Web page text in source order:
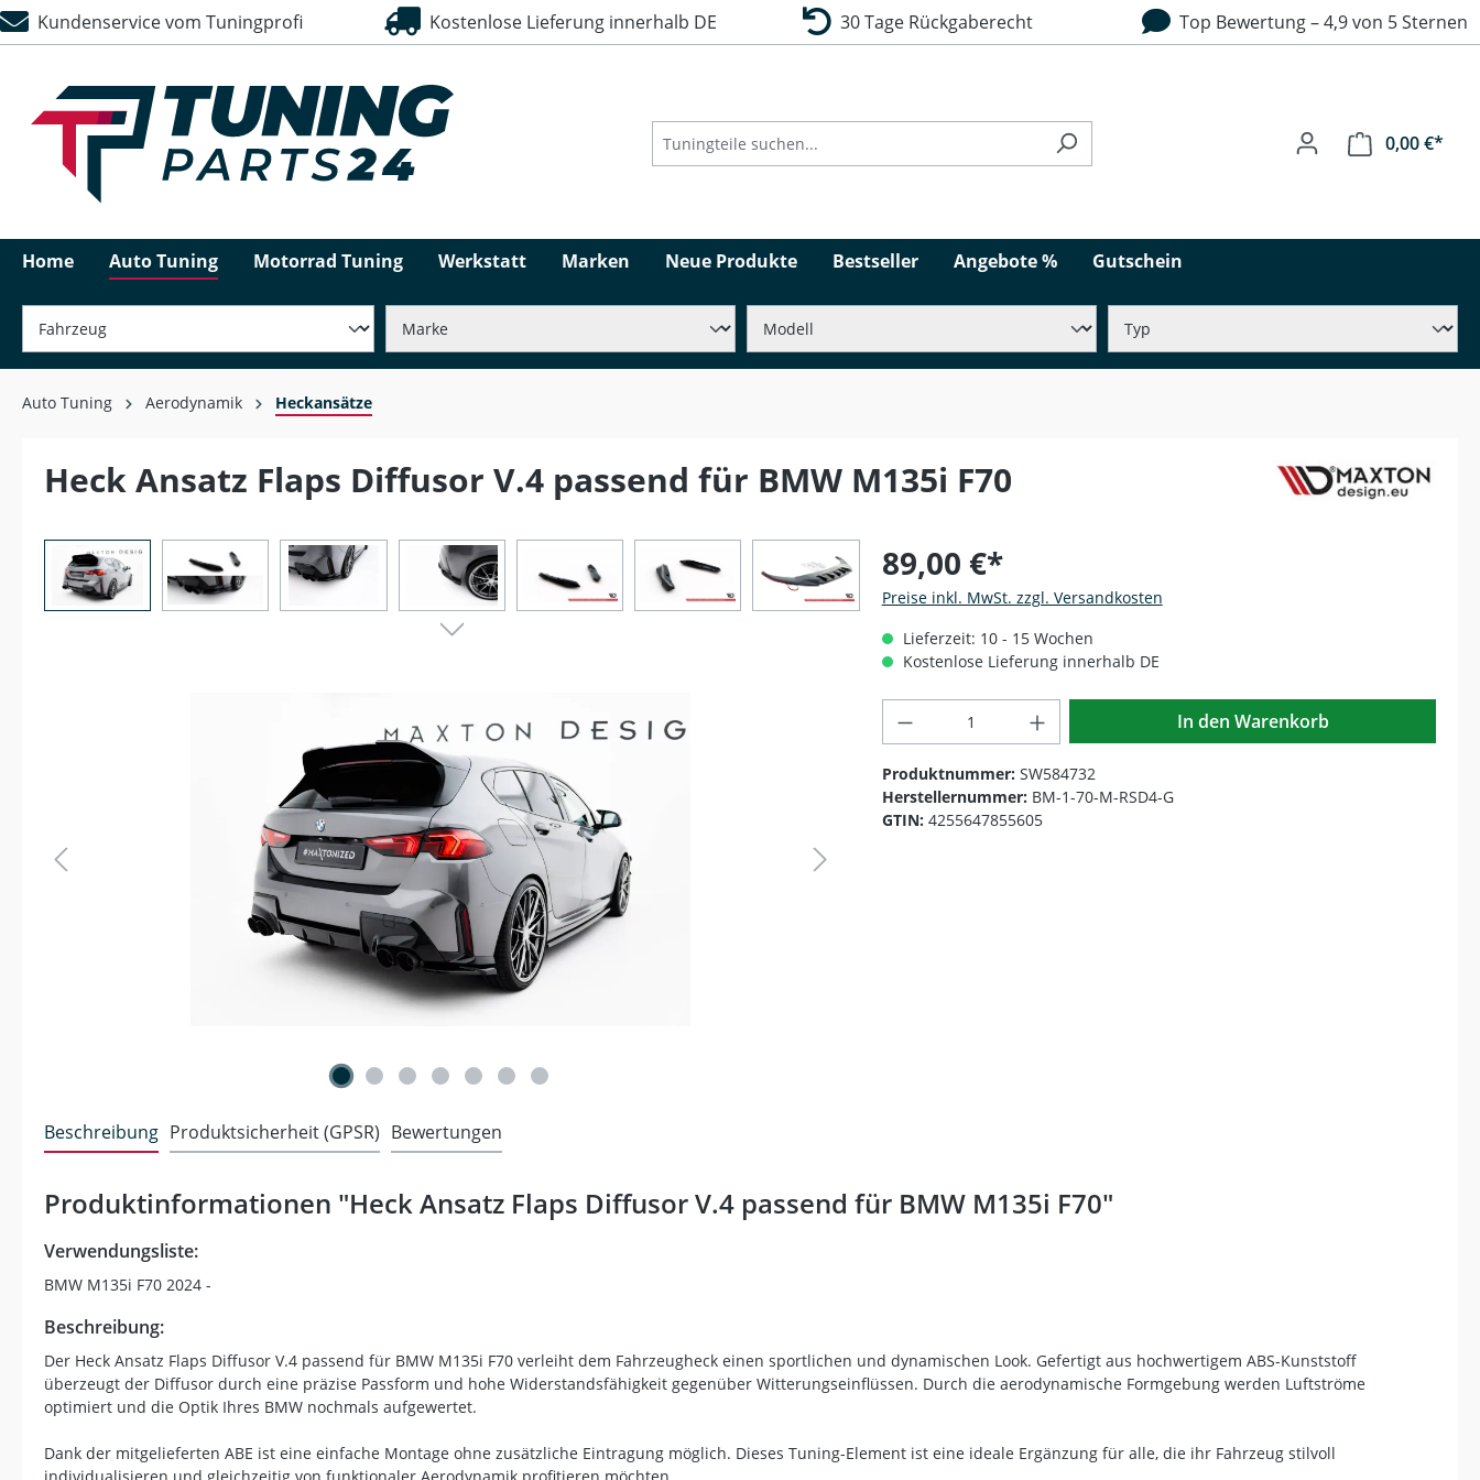
Zur Hauptnavigation springen
Kundenservice vom Tuningprofi Kostenlose Lieferung innerhalb DE 30 Tage Rückgaberecht Top Bewertung – 4,9 von 5 Sternen
0,00 €*
Home Auto Tuning Motorrad Tuning Werkstatt Marken Neue Produkte Bestseller Angebote % Gutschein
Auto Tuning Aerodynamik Heckansätze
Heck Ansatz Flaps Diffusor V.4 passend für BMW M135i F70
Bildergalerie überspringen 89,00 €*
Preise inkl. MwSt. zzgl. Versandkosten
Lieferzeit: 10 - 15 Wochen
Kostenlose Lieferung innerhalb DE
Produkt Anzahl: Gib den gewünschten Wert
In den Warenkorb
Produktnummer: SW584732
Herstellernummer: BM-1-70-M-RSD4-G
GTIN: 4255647855605
Beschreibung Produktsicherheit (GPSR) Bewertungen
Produktinformationen "Heck Ansatz Flaps Diffusor V.4 passend für BMW M135i F70"
Verwendungsliste:
BMW M135i F70 2024 -
Beschreibung:
Der Heck Ansatz Flaps Diffusor V.4 passend für BMW M135i F70 verleiht dem Fahrzeugheck einen sportlichen und dynamischen Look. Gefertigt aus hochwertigem ABS-Kunststoff
überzeugt der Diffusor durch eine präzise Passform und hohe Widerstandsfähigkeit gegenüber Witterungseinflüssen. Durch die aerodynamische Formgebung werden Luftströme
optimiert und die Optik Ihres BMW nochmals aufgewertet.
Dank der mitgelieferten ABE ist eine einfache Montage ohne zusätzliche Eintragung möglich. Dieses Tuning-Element ist eine ideale Ergänzung für alle, die ihr Fahrzeug stilvoll